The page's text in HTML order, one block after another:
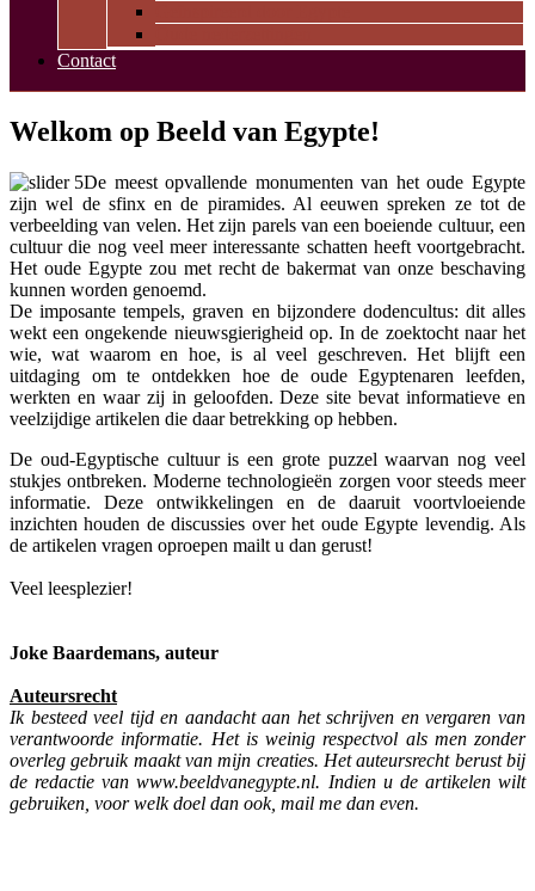
Contact
Welkom op Beeld van Egypte!
De meest opvallende monumenten van het oude Egypte
zijn wel de sfinx en de piramides. Al eeuwen spreken ze tot de
verbeelding van velen. Het zijn parels van een boeiende cultuur, een
cultuur die nog veel meer interessante schatten heeft voortgebracht.
Het oude Egypte zou met recht de bakermat van onze beschaving
kunnen worden genoemd.
De imposante tempels, graven en bijzondere dodencultus: dit alles
wekt een ongekende nieuwsgierigheid op. In de zoektocht naar het
wie, wat waarom en hoe, is al veel geschreven. Het blijft een
uitdaging om te ontdekken hoe de oude Egyptenaren leefden,
werkten en waar zij in geloofden. Deze site bevat informatieve en
veelzijdige artikelen die daar betrekking op hebben.
De oud-Egyptische cultuur is een grote puzzel waarvan nog veel
stukjes ontbreken. Moderne technologieën zorgen voor steeds meer
informatie. Deze ontwikkelingen en de daaruit voortvloeiende
inzichten houden de discussies over het oude Egypte levendig. Als
de artikelen vragen oproepen mailt u dan gerust!
Veel leesplezier!
Joke Baardemans, auteur
Auteursrecht
Ik besteed veel tijd en aandacht aan het schrijven en vergaren van
verantwoorde informatie. Het is weinig respectvol als men zonder
overleg gebruik maakt van mijn creaties. Het auteursrecht berust bij
de redactie van www.beeldvanegypte.nl. Indien u de artikelen wilt
gebruiken, voor welk doel dan ook, mail me dan even.